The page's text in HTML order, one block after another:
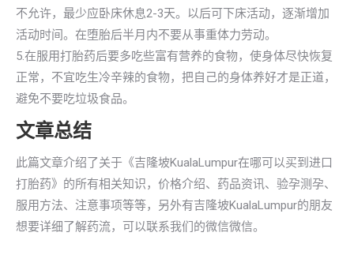
不允许，最少应卧床休息2-3天。以后可下床活动，逐渐增加
活动时间。在堕胎后半月内不要从事重体力劳动。
5.在服用打胎药后要多吃些富有营养的食物，使身体尽快恢复
正常，不宜吃生冷辛辣的食物，把自己的身体养好才是正道，
避免不要吃垃圾食品。
文章总结
此篇文章介绍了关于《吉隆坡KualaLumpur在哪可以买到进口
打胎药》的所有相关知识，价格介绍、药品资讯、验孕测孕、
服用方法、注意事项等等，另外有吉隆坡KualaLumpur的朋友
想要详细了解药流，可以联系我们的微信微信。